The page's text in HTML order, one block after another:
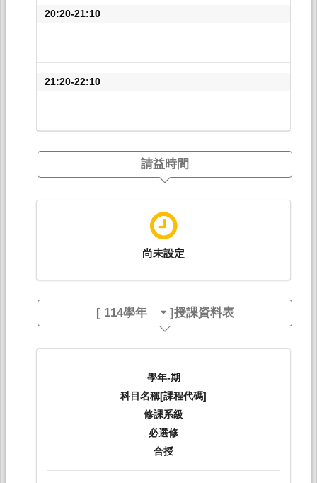
20:20-21:10
21:20-22:10
請益時間
尚未設定
[ 114學年 ]授課資料表
學年-期
科目名稱[課程代碼]
修課系級
必選修
合授